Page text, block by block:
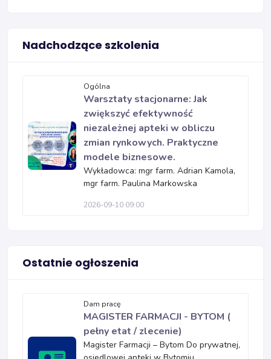
Nadchodzące szkolenia
Ogólna
Warsztaty stacjonarne: Jak
zwiększyć efektywność
niezależnej apteki w obliczu
zmian rynkowych. Praktyczne
modele biznesowe.
Wykładowca: mgr farm. Adrian Kamola,
mgr farm. Paulina Markowska
2026-09-10 09:00
Ostatnie ogłoszenia
Dam pracę
MAGISTER FARMACJI - BYTOM (
pełny etat / zlecenie)
Magister Farmacji – Bytom Do prywatnej,